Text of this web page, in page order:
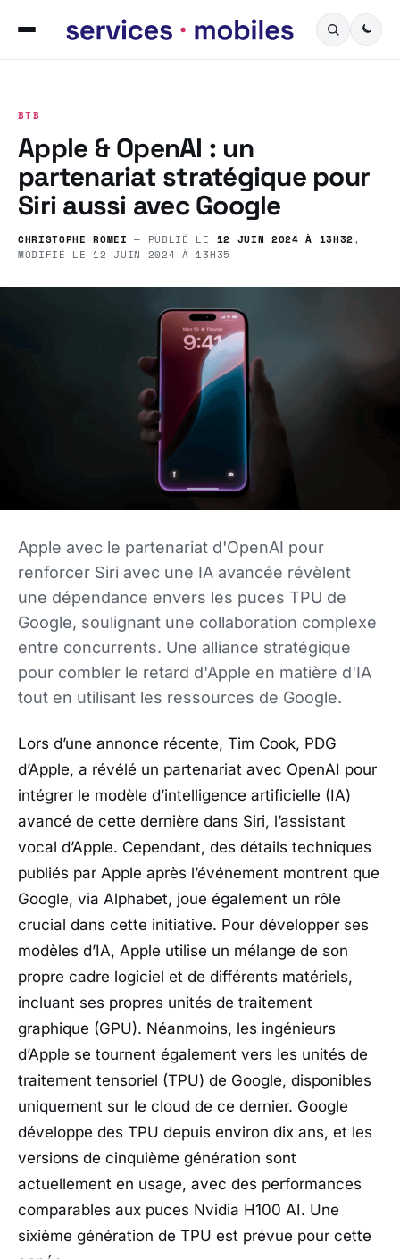
BTB
Apple & OpenAI : un
partenariat stratégique pour
Siri aussi avec Google
CHRISTOPHE ROMEI — PUBLIÉ LE 12 JUIN 2024 À 13H32,
MODIFIÉ LE12 JUIN 2024 À 13H35
Apple avec le partenariat d'OpenAI pour
renforcer Siri avec une IA avancée révèlent
une dépendance envers les puces TPU de
Google, soulignant une collaboration complexe
entre concurrents. Une alliance stratégique
pour combler le retard d'Apple en matière d'IA
tout en utilisant les ressources de Google.
Lors d’une annonce récente, Tim Cook, PDG
d’Apple, a révélé un partenariat avec OpenAI pour
intégrer le modèle d’intelligence artificielle (IA)
avancé de cette dernière dans Siri, l’assistant
vocal d’Apple. Cependant, des détails techniques
publiés par Apple après l’événement montrent que
Google, via Alphabet, joue également un rôle
crucial dans cette initiative. Pour développer ses
modèles d’IA, Apple utilise un mélange de son
propre cadre logiciel et de différents matériels,
incluant ses propres unités de traitement
graphique (GPU). Néanmoins, les ingénieurs
d’Apple se tournent également vers les unités de
traitement tensoriel (TPU) de Google, disponibles
uniquement sur le cloud de ce dernier. Google
développe des TPU depuis environ dix ans, et les
versions de cinquième génération sont
actuellement en usage, avec des performances
comparables aux puces Nvidia H100 AI. Une
sixième génération de TPU est prévue pour cette